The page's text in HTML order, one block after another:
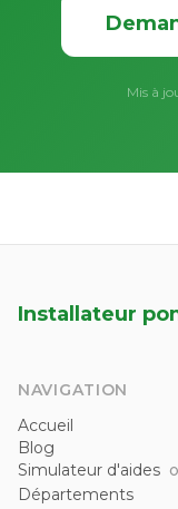
Mis à
Installateur
NAVIGATION
Accueil
Blog
Simulateur d'aides
Départements